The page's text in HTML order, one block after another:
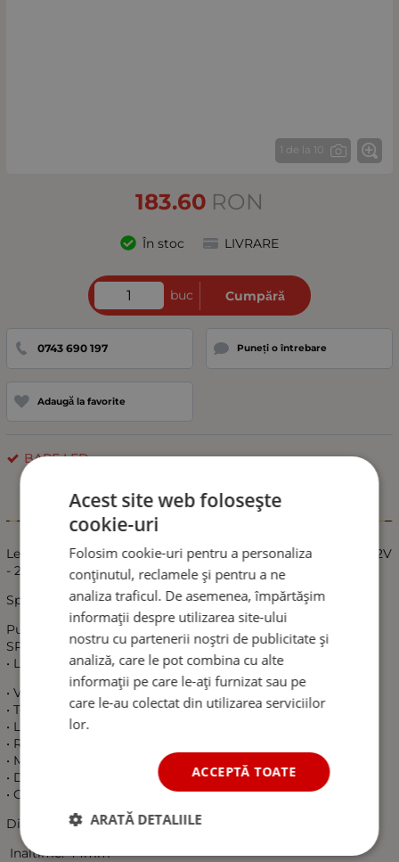
1 de la 10
183.60 RON
În stoc LIVRARE
buc Cumpără
0743 690 197 Puneți o întrebare
Adaugă la favorite
BARE LED
Informații
Led Bar Proiector Flexzon, 3 functii, 28,4cm, 30W, 2200lm, 12V
- 24V, E-Mark, pentru ATV, Jeep, Barca, Camion, Tractor
Specificatii:
Putere: 30W
SPOT & FLOOD
• LED : Led-uri de claitate
• Voltaj:12V-24V
• Temperatura culoare:6000K(Alb )
• Lumeni: 2200LM
• Rezistenta la apa:IP67
• Material:Aluminu
• Durata viata leduri: 30000 Ore
• Certificare: CE,ROHS
Dimensiuni LED Bar:
Inaltime: 44mm
Acest site web folosește
cookie-uri
Folosim cookie-uri pentru a personaliza
conținutul, reclamele și pentru a ne
analiza traficul. De asemenea, împărtășim
informații despre utilizarea site-ului
nostru cu partenerii noștri de publicitate și
analiză, care le pot combina cu alte
informații pe care le-ați furnizat sau pe
care le-au colectat din utilizarea serviciilor
lor.
ACCEPTĂ TOATE
ARATĂ DETALIILE